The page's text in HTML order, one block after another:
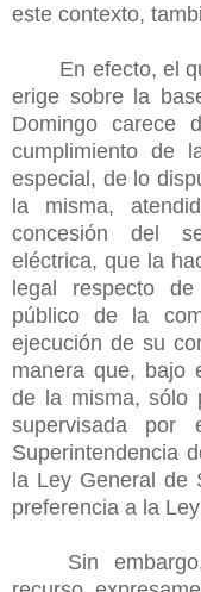
este contexto,
En efecto, el
erige sobre la
Domingo carece
cumplimiento de
especial, de lo
la misma,
concesión del
eléctrica, que la
legal respecto
público de la
ejecución de su
manera que, bajo
de la misma, sólo
supervisada
Superintendencia
la Ley General de
preferencia a la
Sin